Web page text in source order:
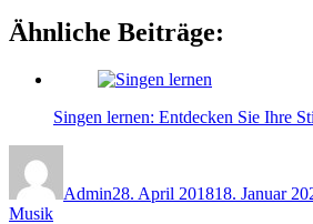
Ähnliche Beiträge:
Singen lernen: Entdecken Sie Ihre
Admin28. April 201818. Januar
Musik